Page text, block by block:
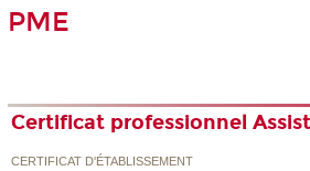
PME
Certificat professionnel
CERTIFICAT D'ÉTABLISSEMENT